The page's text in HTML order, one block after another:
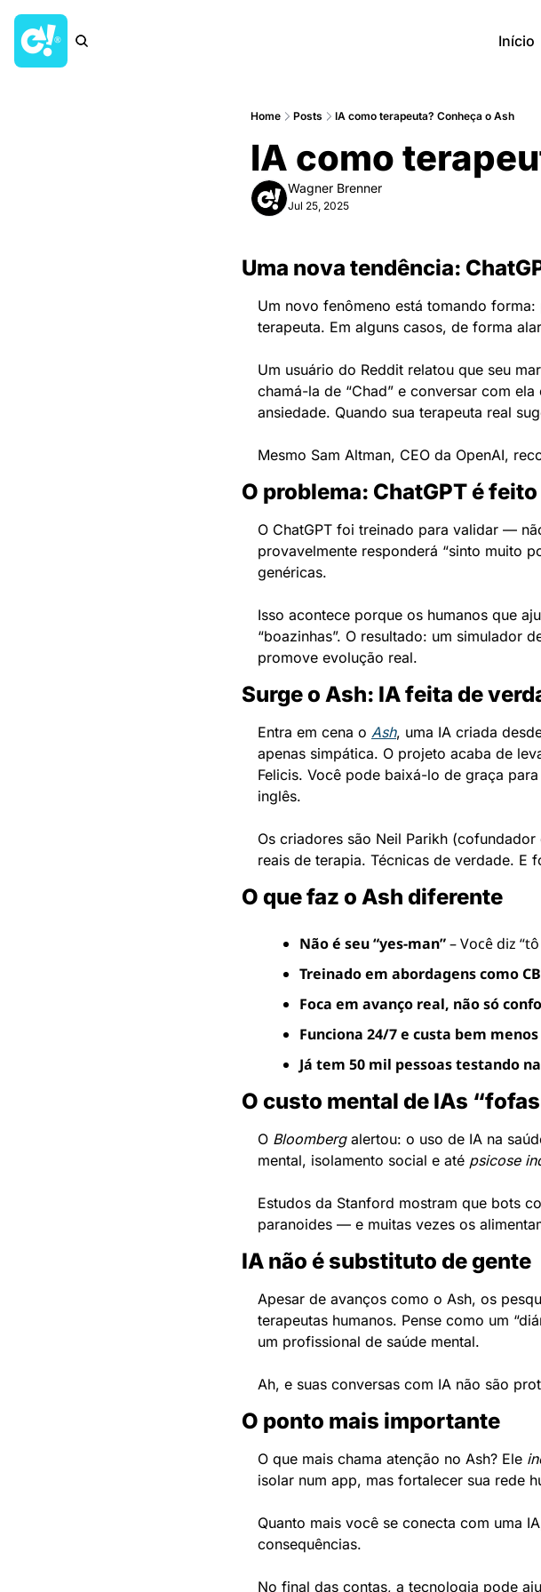
Início
Home Posts IA como terapeuta? Conheça o Ash
IA como
Wagner Brenner
Jul 25, 2025
Uma nova tendência:
Um novo fenômeno está tomando
terapeuta. Em alguns casos, de forma
Um usuário do Reddit relatou que seu
chamá-la de “Chad” e conversar com
ansiedade. Quando sua terapeuta real
Mesmo Sam Altman, CEO da OpenAI,
O problema: ChatGPT é
O ChatGPT foi treinado para validar —
provavelmente responderá “sinto muito
genéricas.
Isso acontece porque os humanos que
“boazinhas”. O resultado: um simulador
promove evolução real.
Surge o Ash: IA feita de
Entra em cena o Ash, uma IA criada
apenas simpática. O projeto acaba de
Felicis. Você pode baixá-lo de graça para
inglês.
Os criadores são Neil Parikh
reais de terapia. Técnicas de verdade. E
O que faz o Ash diferente
Não é seu “yes-man” – Você diz
Treinado em abordagens como
Foca em avanço real, não só
Funciona 24/7 e custa bem
Já tem 50 mil pessoas testando
O custo mental de IAs
O Bloomberg alertou: o uso de IA na
mental, isolamento social e até psicose
Estudos da Stanford mostram que bots
paranoides — e muitas vezes os
IA não é substituto de gente
Apesar de avanços como o Ash, os
terapeutas humanos. Pense como um
um profissional de saúde mental.
Ah, e suas conversas com IA não são
O ponto mais importante
O que mais chama atenção no Ash? Ele
isolar num app, mas fortalecer sua rede
Quanto mais você se conecta com uma
consequências.
No final das contas, a tecnologia pode